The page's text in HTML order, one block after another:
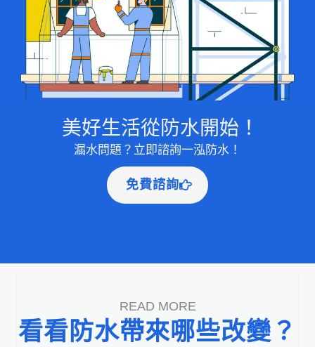
美好生活從防水開始！
漏水問題？立即諮詢一泓防水！
免費諮詢
READ MORE
看看防水帶來哪些改變？​